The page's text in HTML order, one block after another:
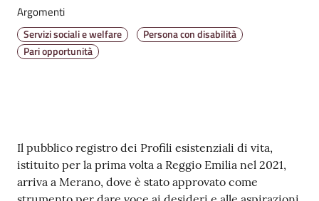
v
e
n
t
Seguici
su
Argomenti
Servizi sociali e welfare
Persona con disabilità
Pari opportunità
Contenuto
Il pubblico registro dei Profili esistenziali di vita,
istituito per la prima volta a Reggio Emilia nel 2021,
arriva a Merano, dove è stato approvato come